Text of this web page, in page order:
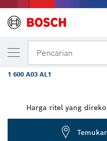
Pencarian
Pilih varian
VARIAN PILIHAN ANDA
Set Perkakas
buah
1 600 A03 AL1
Harga ritel yang